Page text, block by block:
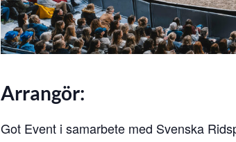
Arrangör:
Got Event i samarbete med Svenska